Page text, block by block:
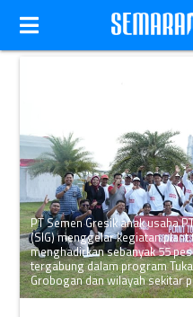
PT Semen Gresik anak usaha
(SIG) menggelar kegiatan
menghadirkan sebanyak 55
tergabung dalam program
Grobogan dan wilayah sekitar